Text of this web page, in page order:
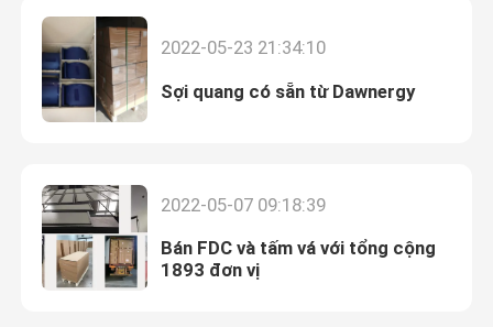
Chúng tôi sẽ gọi lại cho bạn sớm!
2022-05-23 21:34:10
Sợi quang có sẵn từ Dawnergy
2022-05-07 09:18:39
Bán FDC và tấm vá với tổng cộng
1893 đơn vị